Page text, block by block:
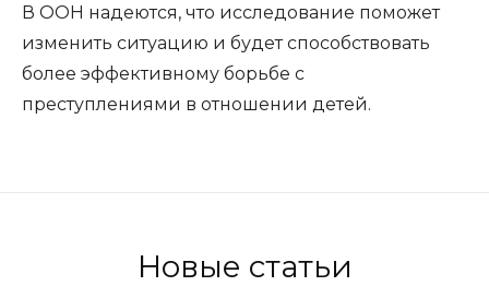
В ООН надеются, что исследование поможет
изменить ситуацию и будет способствовать
более эффективному борьбе с
преступлениями в отношении детей.
Новые статьи